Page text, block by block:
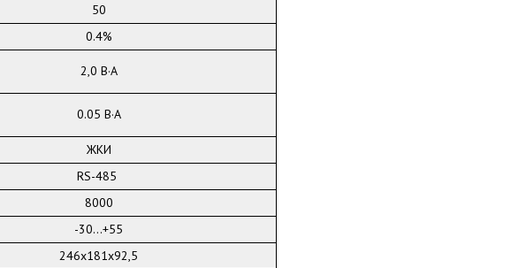
50
0.4%
2,0 В·А
0.05 В·А
ЖКИ
RS-485
8000
-30...+55
246х181х92,5